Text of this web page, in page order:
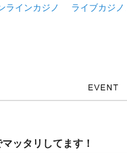
ラインカジノ ライブカジ
ッタリしてます！